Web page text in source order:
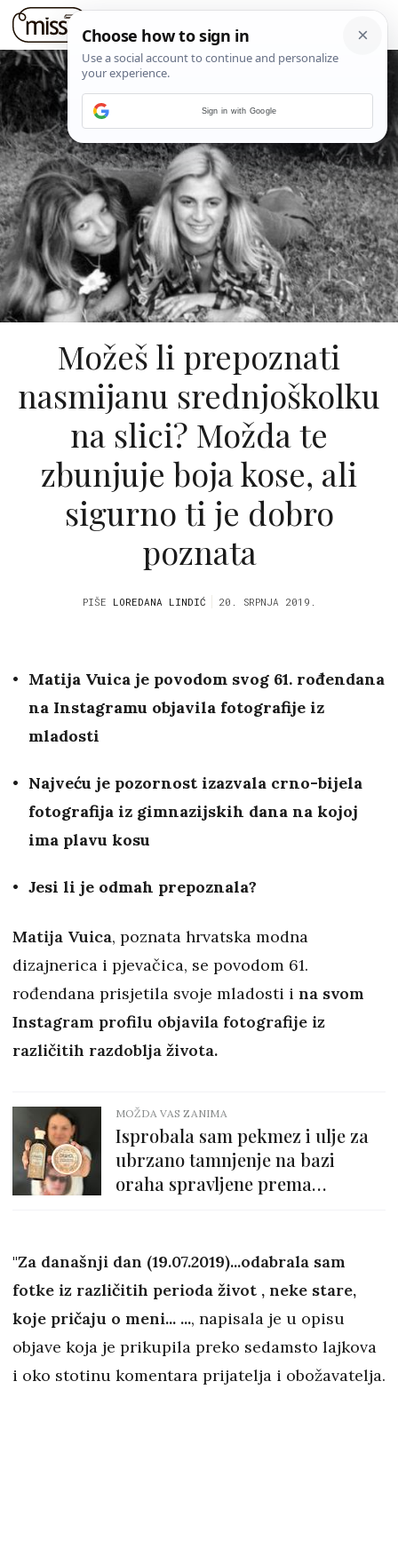
Možeš li prepoznati
nasmijanu srednjoškolku
na slici? Možda te
zbunjuje boja kose, ali
sigurno ti je dobro
poznata
PIŠE LOREDANA LINDIĆ 20. SRPNJA 2019.
Matija Vuica je povodom svog 61. rođendana
na Instagramu objavila fotografije iz
mladosti
Najveću je pozornost izazvala crno-bijela
fotografija iz gimnazijskih dana na kojoj
ima plavu kosu
Jesi li je odmah prepoznala?
Matija Vuica, poznata hrvatska modna
dizajnerica i pjevačica, se povodom 61.
rođendana prisjetila svoje mladosti i na svom
Instagram profilu objavila fotografije iz
različitih razdoblja života.
MOŽDA VAS ZANIMA
Isprobala sam pekmez i ulje za
ubrzano tamnjenje na bazi
oraha spravljene prema
"Za današnji dan (19.07.2019)...odabrala sam
fotke iz različitih perioda život , neke stare,
koje pričaju o meni... ..., napisala je u opisu
objave koja je prikupila preko sedamsto lajkova
i oko stotinu komentara prijatelja i obožavatelja.
Sign in with Google